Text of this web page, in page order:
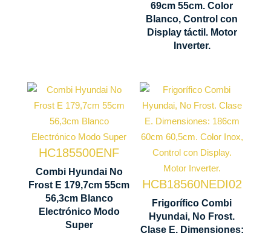
69cm 55cm. Color
Blanco, Control con
Display táctil. Motor
Inverter.
1953 x 690
x 550 mm
HC185500ENF
Combi Hyundai No
Frost E 179,7cm 55cm
56,3cm Blanco
Electrónico Modo
Super
Tecnología
No Frost
Ventilación
Multi Air
Flow
Control
Electrónico
Modo Super
Congelación
x 563 mm
HCB18560NEDI02
Frigorífico Combi
Hyundai, No Frost.
Clase E. Dimensiones:
Tecnología
No Frost
Control
Display
LED
Rejilla
Botellero